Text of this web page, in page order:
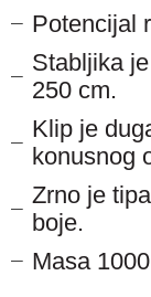
Potencijal
Stabljika
250 cm.
Klip je
konusnog
Zrno je
boje.
Masa